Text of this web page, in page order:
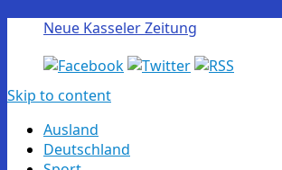
Neue Kasseler Zeitung
Skip to content
Ausland
Deutschland